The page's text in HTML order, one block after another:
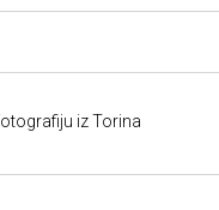
iz Torina